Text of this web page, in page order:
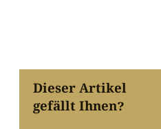
Dieser Artikel
gefällt Ihnen?